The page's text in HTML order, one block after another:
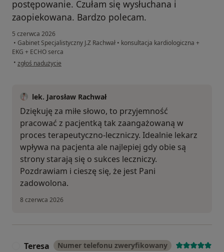
postępowanie. Czułam się wysłuchana i
zaopiekowana. Bardzo polecam.
5 czerwca 2026
• Gabinet Specjalistyczny J.Z Rachwał • konsultacja kardiologiczna +
EKG + ECHO serca
• w opinii użytkownika Wioleta
zgłoś nadużycie
lek. Jarosław Rachwał
Dziękuję za miłe słowo, to przyjemność
pracować z pacjentką tak zaangażowaną w
proces terapeutyczno-leczniczy. Idealnie lekarz
wpływa na pacjenta ale najlepiej gdy obie są
strony starają się o sukces leczniczy.
Pozdrawiam i cieszę się, że jest Pani
zadowolona.
8 czerwca 2026
Teresa Numer telefonu zweryfikowany